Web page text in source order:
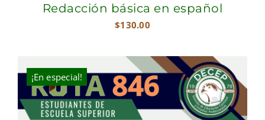
Redacción básica en español
$130.00
¡En especial!